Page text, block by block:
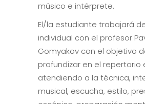
músico e intérprete.
El/la estudiante trabajará
individual con el profesor
Gomyakov con el objetivo
profundizar en el repertorio
atendiendo a la técnica,
musical, escucha, estilo,